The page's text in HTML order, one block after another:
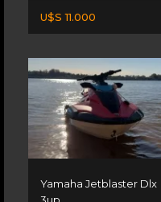
U$S 11.000
Yamaha Jetblaster Dlx